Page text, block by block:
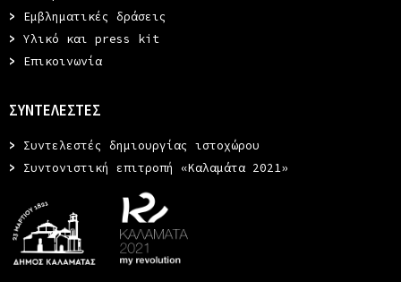
>
Εμβληματικές δράσεις
> Υλικό και press kit
>
Επικοινωνία
ΣΥΝΤΕΛΕΣΤΕΣ
>
Συντελεστές δημιουργίας ιστοχώρου
>
Συντονιστική επιτροπή «Καλαμάτα 2021»